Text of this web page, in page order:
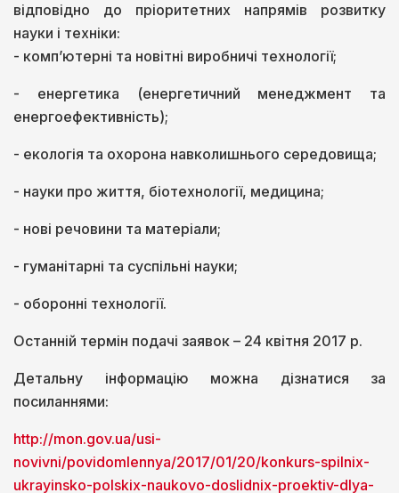
відповідно до пріоритетних напрямів розвитку
науки і техніки:
- комп’ютерні та новітні виробничі технології;
- енергетика (енергетичний менеджмент та
енергоефективність);
- екологія та охорона навколишнього середовища;
- науки про життя, біотехнології, медицина;
- нові речовини та матеріали;
- гуманітарні та суспільні науки;
- оборонні технології.
Останній термін подачі заявок – 24 квітня 2017 р.
Детальну інформацію можна дізнатися за
посиланнями:
http://mon.gov.ua/usi-
novivni/povidomlennya/2017/01/20/konkurs-spilnix-
ukrayinsko-polskix-naukovo-doslidnix-proektiv-dlya-